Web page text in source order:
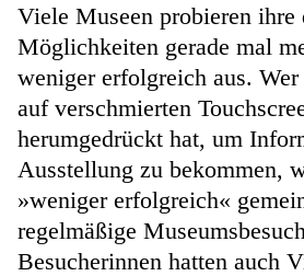
Viele Museen probieren ihre
Möglichkeiten gerade mal
weniger erfolgreich aus.
auf verschmierten
herumgedrückt hat, um
Ausstellung zu bekommen,
»weniger erfolgreich«
regelmäßige
Besucherinnen hatten auch